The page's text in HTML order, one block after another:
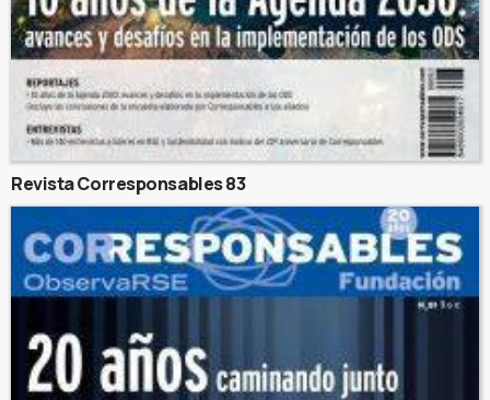
Revista Corresponsables 83